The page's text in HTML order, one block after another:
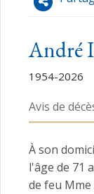
André
1954-2026
Avis de
À son
l'âge de 71
de feu